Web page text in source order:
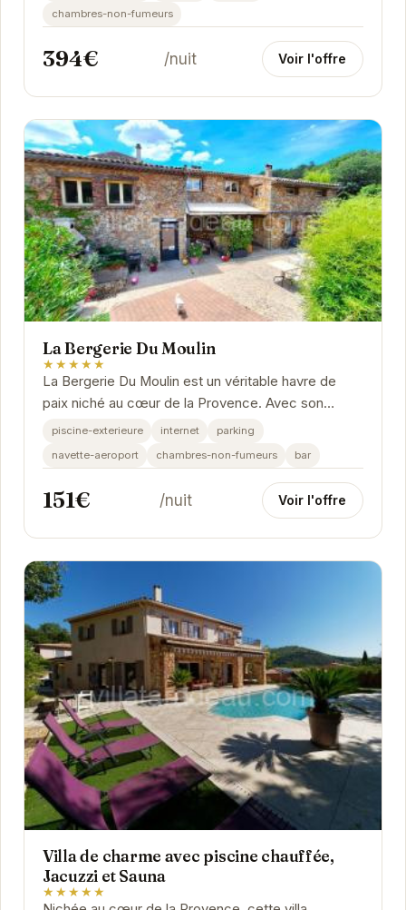
chambres-non-fumeurs
394€ /nuit Voir l'offre
La Bergerie Du Moulin
★★★★★
La Bergerie Du Moulin est un véritable havre de
paix niché au cœur de la Provence. Avec son
ambiance chaleureuse et ses équipements
piscine-exterieure internet
parking
navette-aeroport
chambres-non-fumeurs bar
151€ /nuit Voir l'offre
Villa de charme avec piscine chauffée,
Jacuzzi et Sauna
★★★★★